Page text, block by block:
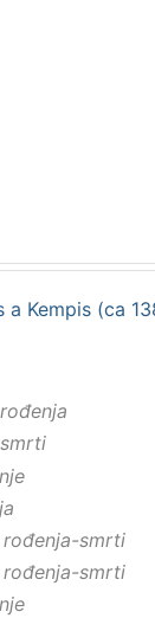
a Kempis (ca
rođenja-smrti
rođenja-smrti